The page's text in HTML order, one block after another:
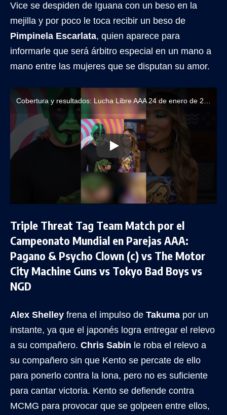
Vice se despiden de Iguana con un beso en la
mejilla y por poco le toca recibir un beso de
Pimpinela Escarlata, quien aparece para
informarle que será árbitro especial en un mano a
mano entre las mujeres que se disputan su amor.
Triple Threat Tag Team Match por el
Campeonato Mundial en Parejas AAA:
Pagano & Psycho Clown (c) vs The Motor
City Machine Guns vs Tokyo Bad Boys vs
NGD
Alex Shelley frena el impulso de Takuma por un
instante, ya que el japonés logra entregar el relevo
a su compañero. Chris Sabin le roba el relevo a
su compañero sin que Kento se percate de ello
para ponerlo contra la lona, pero no es suficiente
para cantar victoria. Kento se defiende contra
MCMG para provocar que se golpeen entre ellos,